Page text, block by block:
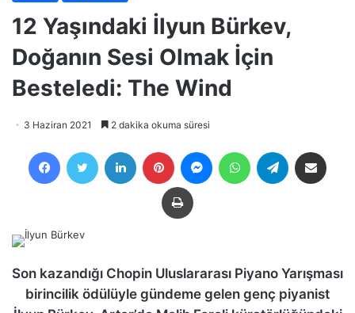
12 Yaşındaki İlyun Bürkev,
Doğanın Sesi Olmak İçin
Besteledi: The Wind
3 Haziran 2021 2 dakika okuma süresi
FacebookTwitter LinkedIn Pinterest MessengerWhatsAppTelegram
Yazdır
Son kazandığı Chopin Uluslararası Piyano Yarışması
birincilik ödülüyle gündeme gelen genç piyanist